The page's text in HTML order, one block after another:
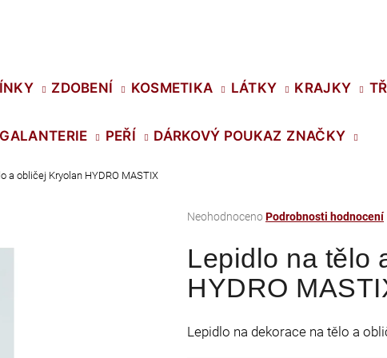
ZDOBENÍ KOSMETIKA LÁTKY KRAJKY
GALANTERIE PEŘÍ DÁRKOVÝ POUKAZ ZNAČKY
a obličej Kryolan HYDRO MASTIX
Průměrné
produktu
je
0,0
hvězdiček.
NeohodnocenoPodrobnosti hodnocení
Lepidlo na tělo
HYDRO
Lepidlo na dekorace na tělo a
Co potřebujete najít?